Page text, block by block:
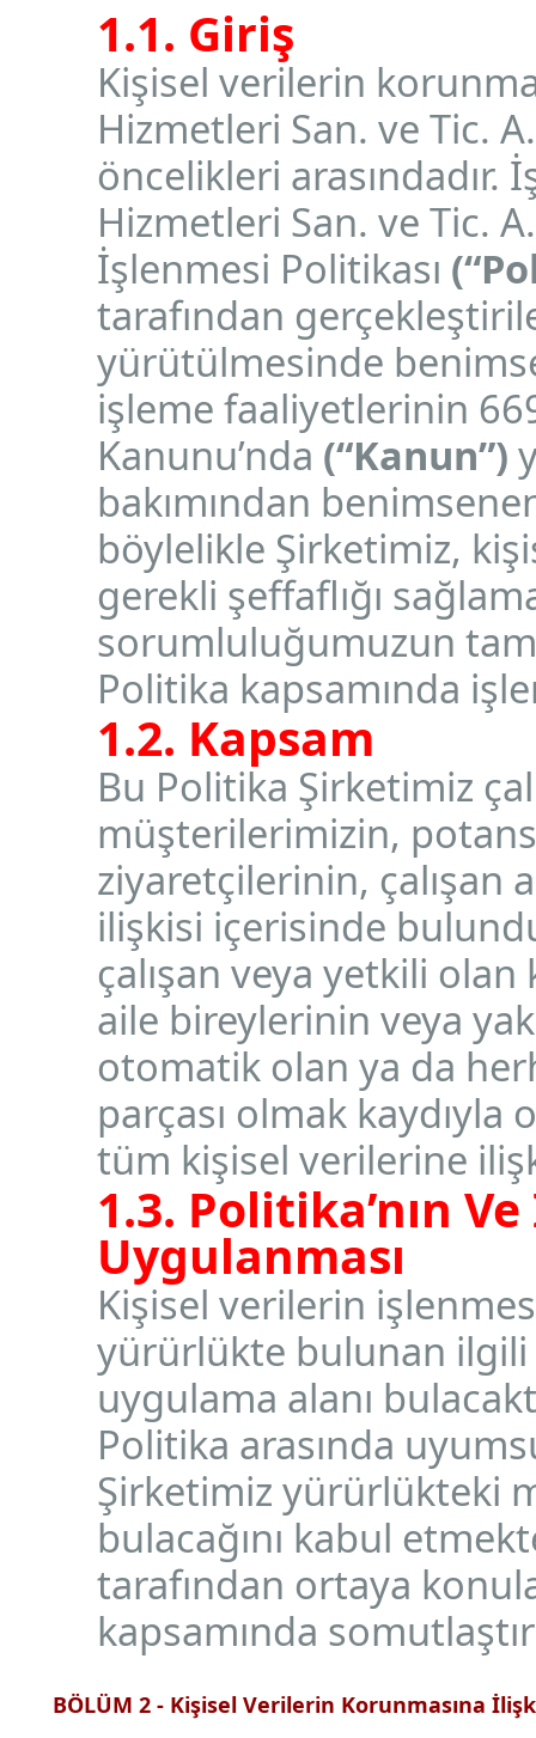
1.1. Giriş
Kişisel verilerin
Hizmetleri San. ve Tic.
öncelikleri arasındadır.
Hizmetleri San. ve Tic.
İşlenmesi Politikası
tarafından
yürütülmesinde
işleme faaliyetlerinin
Kanunu’nda (“Kanun”)
bakımından
böylelikle Şirketimiz,
gerekli şeffaflığı
sorumluluğumuzun
Politika kapsamında
1.2. Kapsam
Bu Politika Şirketimiz
müşterilerimizin,
ziyaretçilerinin, çalışan
ilişkisi içerisinde
çalışan veya yetkili olan
aile bireylerinin veya
otomatik olan ya da
parçası olmak
tüm kişisel verilerine
1.3. Politika’nın
Uygulanması
Kişisel verilerin
yürürlükte bulunan
uygulama alanı
Politika arasında
Şirketimiz yürürlükteki
bulacağını kabul
tarafından ortaya
kapsamında
BÖLÜM 2 - Kişisel Verilerin Korunmasına